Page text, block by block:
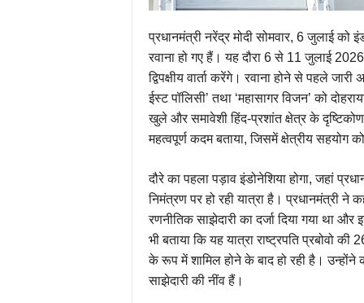
प्रधानमंत्री नरेंद्र मोदी सोमवार, 6 जुलाई को
रवाना हो गए हैं। यह दौरा 6 से 11 जुलाई
द्विपक्षीय वार्ता करेंगे। रवाना होने से पहले
ईस्ट पॉलिसी’ तथा ‘महासागर विजन’ को
खुले और समावेशी हिंद-प्रशांत क्षेत्र के
महत्वपूर्ण कदम बताया, जिसमें क्षेत्रीय सहयोग
दौरे का पहला पड़ाव इंडोनेशिया होगा, जहां
निमंत्रण पर हो रही यात्रा है। प्रधानमंत्री ने
रणनीतिक साझेदारी का दर्जा दिया गया था और
भी बताया कि यह यात्रा राष्ट्रपति प्रबोवो
के रूप में शामिल होने के बाद हो रही है।
साझेदारी की नींव हैं।